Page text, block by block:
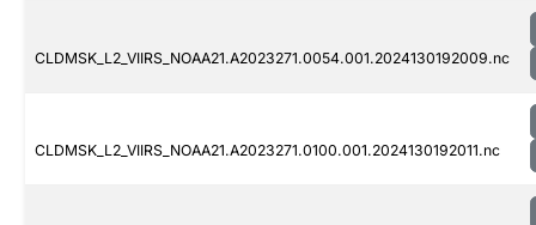
CLDMSK_L2_VIIRS_NOAA21.A2023271.0054.001.2024130192009.nc
CLDMSK_L2_VIIRS_NOAA21.A2023271.0100.001.2024130192011.nc